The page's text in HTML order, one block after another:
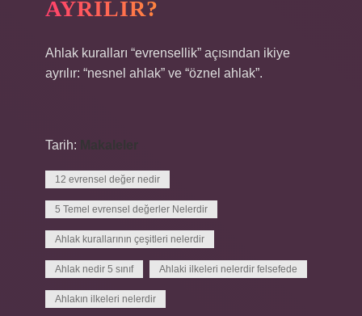
AYRILIR?
Ahlak kuralları “evrensellik” açısından ikiye
ayrılır: “nesnel ahlak” ve “öznel ahlak”.
Tarih: Makaleler
12 evrensel değer nedir
5 Temel evrensel değerler Nelerdir
Ahlak kurallarının çeşitleri nelerdir
Ahlak nedir 5 sınıf Ahlaki ilkeleri nelerdir felsefede
Ahlakın ilkeleri nelerdir